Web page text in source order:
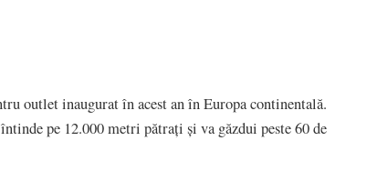
outlet inaugurat în acest an în Europa continentală.
pe 12.000 metri pătrați și va găzdui peste 60 de